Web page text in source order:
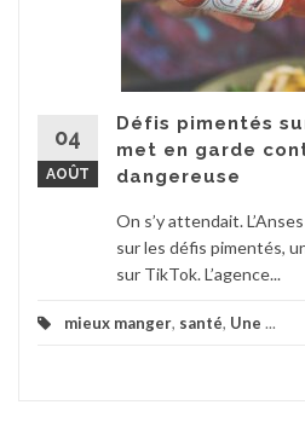
04
AOÛT
Défis pimentés
met en garde
dangereuse
On s’y attendait.
sur les défis pimentés,
sur TikTok. L’agence...
mieux manger, santé, Une ...